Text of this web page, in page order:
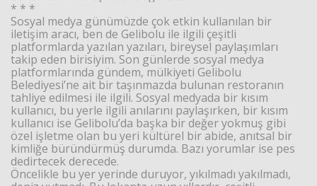
* * *
Sosyal medya günümüzde çok etkin kullanılan bir
iletişim aracı, ben de Gelibolu ile ilgili çeşitli
platformlarda yazılan yazıları, bireysel paylaşımları
takip eden birisiyim. Son günlerde sosyal medya
platformlarında gündem, mülkiyeti Gelibolu
Belediyesi’ne ait bir taşınmazda bulunan restoranın
tahliye edilmesi ile ilgili. Sosyal medyada bir kısım
kullanıcı, bu yerle ilgili anılarını paylaşırken, bir kısım
kullanıcı ise Gelibolu’da başka bir değer yokmuş gibi
özel işletme olan bu yeri kültürel bir abide, anıtsal bir
kimliğe büründürmüş durumda. Bazı yorumlar ise pes
dedirtecek derecede.
Öncelikle bu yer yerinde duruyor, yıkılmadı yakılmadı,